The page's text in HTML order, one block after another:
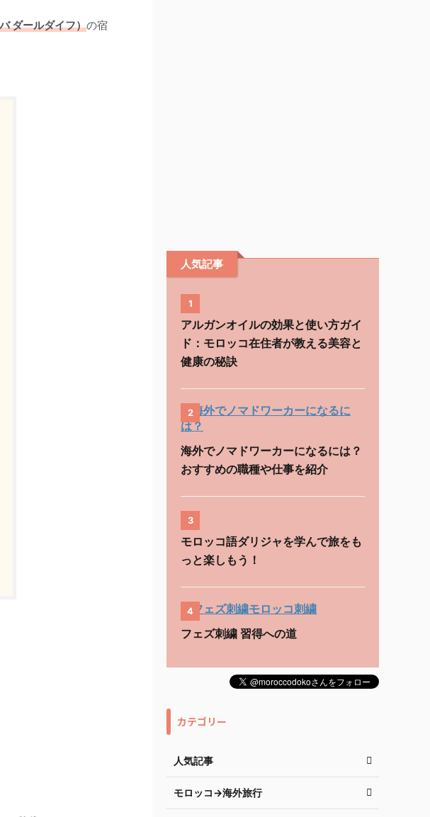
ダールダイフ）の宿
人気記事
1
アルガンオイルの効果と使い方ガイ
ド：モロッコ在住者が教える美容と
健康の秘訣
2
海外でノマドワーカーになるには？
おすすめの職種や仕事を紹介
3
モロッコ語ダリジャを学んで旅をも
っと楽しもう！
4
フェズ刺繍 習得への道
カテゴリー
人気記事
モロッコ→海外旅行